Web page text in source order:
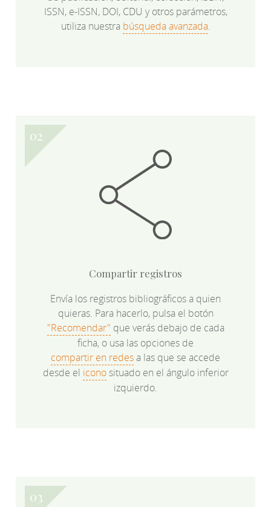
ISSN, e-ISSN, DOI, CDU y otros parámetros,
utiliza nuestra búsqueda avanzada.
Compartir registros
Envía los registros bibliográficos a quien
quieras. Para hacerlo, pulsa el botón
"Recomendar" que verás debajo de cada
ficha, o usa las opciones de
compartir en redesa las que se accede
desde el iconosituado en el ángulo inferior
izquierdo.